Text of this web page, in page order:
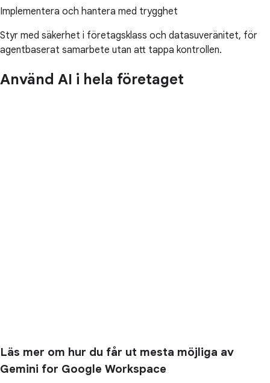
Implementera och hantera med trygghet
Styr med säkerhet i företagsklass och datasuveränitet, för
agentbaserat samarbete utan att tappa kontrollen.
Använd AI i hela företaget
Läs mer om hur du får ut mesta möjliga av
Gemini for Google Workspace